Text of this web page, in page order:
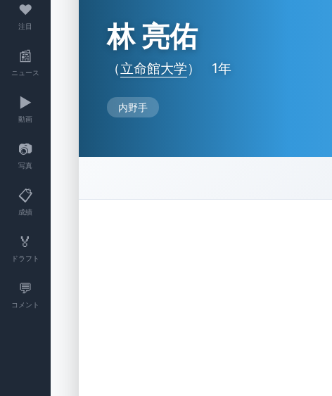
❤
注目
📰
ニュース
▶️
動画
📷
写真
📋
成績
🏅
ドラフト
💬
コメント
林 亮佑
（立命館大学） 1年
内野手